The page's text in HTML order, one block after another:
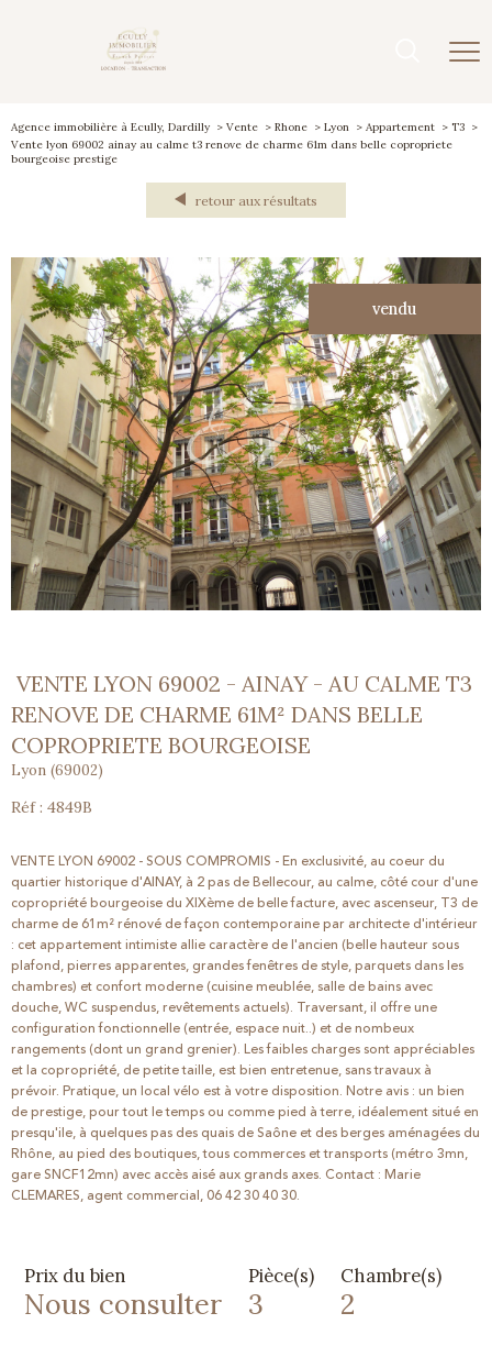
Agence immobilière à Ecully, Dardilly Vente Rhone Lyon Appartement
T3
Vente lyon 69002 ainay au calme t3 renove de charme 61m dans belle copropriete
bourgeoise prestige
retour aux résultats
vendu
VENTE LYON 69002 - AINAY - AU CALME T3
RENOVE DE CHARME 61M² DANS BELLE
COPROPRIETE BOURGEOISE
Lyon (69002)
Réf : 4849B
VENTE LYON 69002 - SOUS COMPROMIS - En exclusivité, au coeur du
quartier historique d'AINAY, à 2 pas de Bellecour, au calme, côté cour d'une
copropriété bourgeoise du XIXème de belle facture, avec ascenseur, T3 de
charme de 61m² rénové de façon contemporaine par architecte d'intérieur
: cet appartement intimiste allie caractère de l'ancien (belle hauteur sous
plafond, pierres apparentes, grandes fenêtres de style, parquets dans les
chambres) et confort moderne (cuisine meublée, salle de bains avec
douche, WC suspendus, revêtements actuels). Traversant, il offre une
configuration fonctionnelle (entrée, espace nuit..) et de nombeux
rangements (dont un grand grenier). Les faibles charges sont appréciables
et la copropriété, de petite taille, est bien entretenue, sans travaux à
prévoir. Pratique, un local vélo est à votre disposition. Notre avis : un bien
de prestige, pour tout le temps ou comme pied à terre, idéalement situé en
presqu'ile, à quelques pas des quais de Saône et des berges aménagées du
Rhône, au pied des boutiques, tous commerces et transports (métro 3mn,
gare SNCF12mn) avec accès aisé aux grands axes. Contact : Marie
CLEMARES, agent commercial, 06 42 30 40 30.
Prix du bien
Nous consulter
Pièce(s)
3
Chambre(s)
2